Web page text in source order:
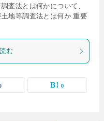
査法とは何かについて、
地等調査法とは何か 重要
む
0